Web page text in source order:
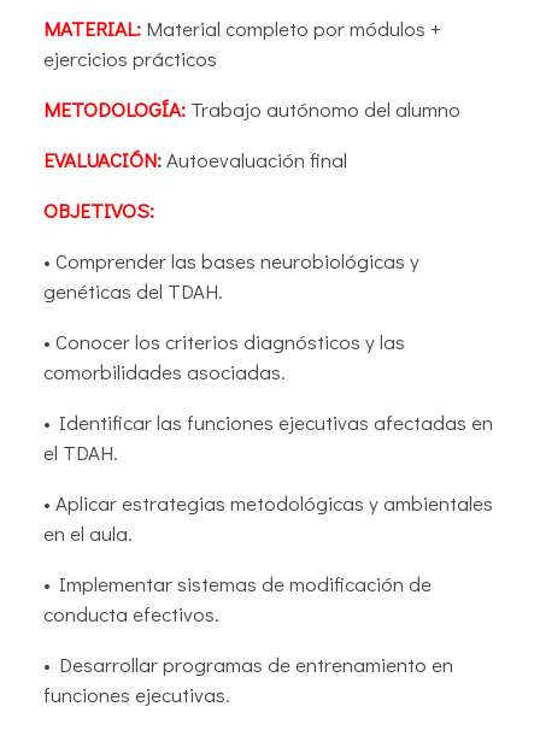
MATERIAL: Material completo por módulos +
ejercicios prácticos
METODOLOGÍA: Trabajo autónomo del alumno
EVALUACIÓN:Autoevaluación final
OBJETIVOS:
• Comprender las bases neurobiológicas y
genéticas del TDAH.
• Conocer los criterios diagnósticos y las
comorbilidades asociadas.
• Identificar las funciones ejecutivas afectadas en
el TDAH.
• Aplicar estrategias metodológicas y ambientales
en el aula.
• Implementar sistemas de modificación de
conducta efectivos.
• Desarrollar programas de entrenamiento en
funciones ejecutivas.